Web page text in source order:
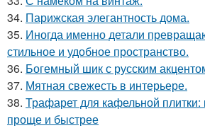
34. Парижская элегантность дома.
35. Иногда именно детали
стильное и удобное пространство.
36. Богемный шик с русским
37. Мятная свежесть в интерьере.
38. Трафарет для кафельной плитки:
проще и быстрее